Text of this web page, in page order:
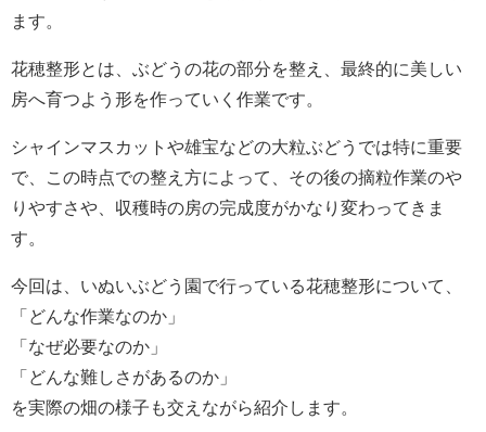
ます。
花穂整形とは、ぶどうの花の部分を整え、最終的に美しい
房へ育つよう形を作っていく作業です。
シャインマスカットや雄宝などの大粒ぶどうでは特に重要
で、この時点での整え方によって、その後の摘粒作業のや
りやすさや、収穫時の房の完成度がかなり変わってきま
す。
今回は、いぬいぶどう園で行っている花穂整形について、
「どんな作業なのか」
「なぜ必要なのか」
「どんな難しさがあるのか」
を実際の畑の様子も交えながら紹介します。